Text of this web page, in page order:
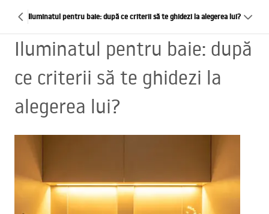
Iluminatul pentru baie: după ce criterii să te ghidezi la alegerea lui?
Iluminatul pentru baie: după
ce criterii să te ghidezi la
alegerea lui?